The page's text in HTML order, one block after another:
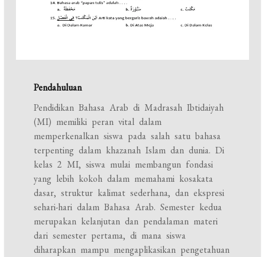
Pendahuluan
Pendidikan Bahasa Arab di Madrasah Ibtidaiyah
(MI) memiliki peran vital dalam
memperkenalkan siswa pada salah satu bahasa
terpenting dalam khazanah Islam dan dunia. Di
kelas 2 MI, siswa mulai membangun fondasi
yang lebih kokoh dalam memahami kosakata
dasar, struktur kalimat sederhana, dan ekspresi
sehari-hari dalam Bahasa Arab. Semester kedua
merupakan kelanjutan dan pendalaman materi
dari semester pertama, di mana siswa
diharapkan mampu mengaplikasikan pengetahuan